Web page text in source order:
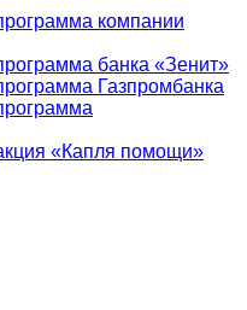
компании
банка «Зенит»
Газпромбанка
«Капля помощи»